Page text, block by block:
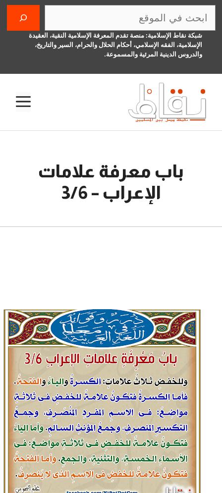
شبكة نقاط الإسلامية: منصة تقدم المعرفة الإسلامية النقية، العقيدة
الإسلامية، الفقه الإسلامي، أحكام الحلال والحرام، السير والتاريخ،
والدروس الدينية المرئية والمسموعة.
باب معرفة علامات
الإعراب – 3/6